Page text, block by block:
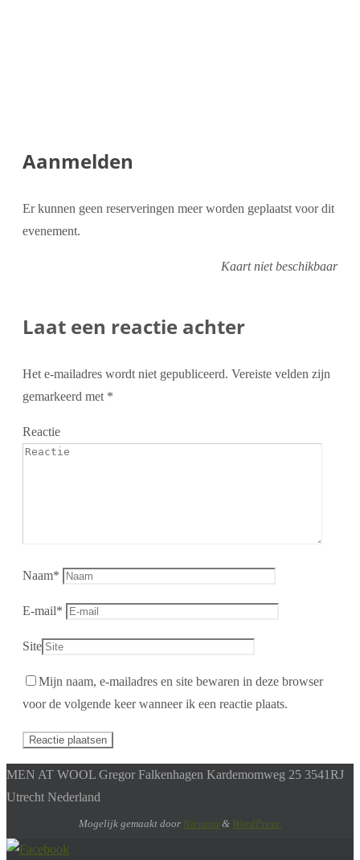
Aanmelden
Er kunnen geen reserveringen meer worden geplaatst voor dit
evenement.
Kaart niet beschikbaar
Laat een reactie achter
Het e-mailadres wordt niet gepubliceerd. Vereiste velden zijn
gemarkeerd met *
Reactie
Naam*
E-mail*
Site
Mijn naam, e-mailadres en site bewaren in deze browser
voor de volgende keer wanneer ik een reactie plaats.
MEN AT WOOL Gregor Falkenhagen Kardemomweg 25 3541RJ
Utrecht Nederland
Mogelijk gemaakt door Nirvana & WordPress.